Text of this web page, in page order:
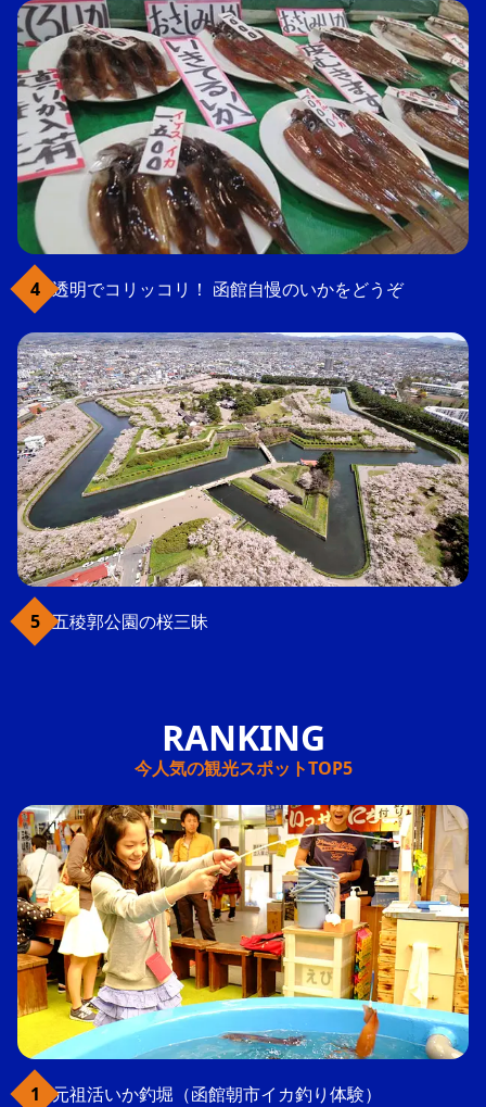
透明でコリッコリ！ 函館自慢のいかをどうぞ
五稜郭公園の桜三昧
今人気の観光スポットTOP5
元祖活いか釣堀（函館朝市イカ釣り体験）